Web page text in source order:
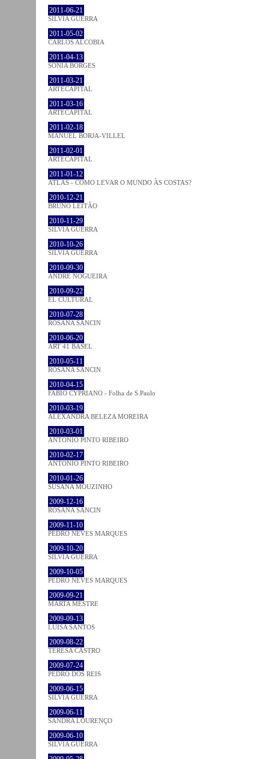
2011-06-21
SÍLVIA GUERRA
2011-05-02
CARLOS ALCOBIA
2011-04-13
SÓNIA BORGES
2011-03-21
ARTECAPITAL
2011-03-16
ARTECAPITAL
2011-02-18
MANUEL BORJA-VILLEL
2011-02-01
ARTECAPITAL
2011-01-12
ATLAS - COMO LEVAR O MUNDO ÀS COSTAS?
2010-12-21
BRUNO LEITÃO
2010-11-29
SÍLVIA GUERRA
2010-10-26
SÍLVIA GUERRA
2010-09-30
ANDRÉ NOGUEIRA
2010-09-22
EL CULTURAL
2010-07-28
ROSANA SANCIN
2010-06-20
ART 41 BASEL
2010-05-11
ROSANA SANCIN
2010-04-15
FABIO CYPRIANO - Folha de S.Paulo
2010-03-19
ALEXANDRA BELEZA MOREIRA
2010-03-01
ANTÓNIO PINTO RIBEIRO
2010-02-17
ANTÓNIO PINTO RIBEIRO
2010-01-26
SUSANA MOUZINHO
2009-12-16
ROSANA SANCIN
2009-11-10
PEDRO NEVES MARQUES
2009-10-20
SÍLVIA GUERRA
2009-10-05
PEDRO NEVES MARQUES
2009-09-21
MARTA MESTRE
2009-09-13
LUÍSA SANTOS
2009-08-22
TERESA CASTRO
2009-07-24
PEDRO DOS REIS
2009-06-15
SÍLVIA GUERRA
2009-06-11
SANDRA LOURENÇO
2009-06-10
SÍLVIA GUERRA